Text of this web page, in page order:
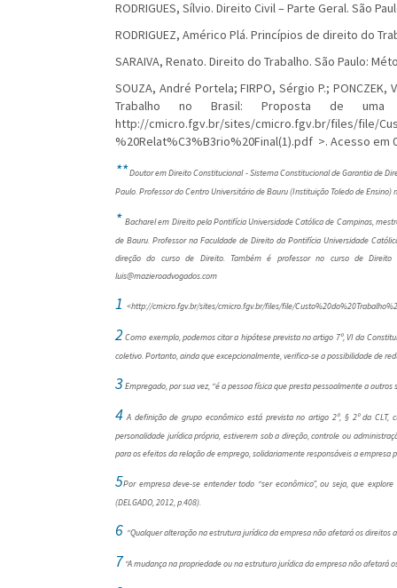
RODRIGUES, Sílvio. Direito Civil – Parte Geral. São
RODRIGUEZ, Américo Plá. Princípios de direito do
SARAIVA, Renato. Direito do Trabalho. São Paulo:
SOUZA, André Portela; FIRPO, Sérgio P.; PONCZEK,
Trabalho no Brasil: Proposta de uma
http://cmicro.fgv.br/sites/cmicro.fgv.br/files/file/
%20Relat%C3%B3rio%20Final(1).pdf >. Acesso em
**Doutor em Direito Constitucional - Sistema Constitucional de Garantia de
Paulo. Professor do Centro Universitário de Bauru (Instituição Toledo de Ensino)
*Bacharel em Direito pela Pontifícia Universidade Católica de Campinas,
de Bauru. Professor na Faculdade de Direito da Pontifícia Universidade
direção do curso de Direito. Também é professor no curso de Direito
luis@mazieroadvogados.com
1 <http://cmicro.fgv.br/sites/cmicro.fgv.br/files/file/
2 Como exemplo, podemos citar a hipótese prevista no artigo 7º, VI da
coletivo. Portanto, ainda que excepcionalmente, verifica-se a possibilidade de
3Empregado, por sua vez, “é a pessoa física que presta pessoalmente a
4 A definição de grupo econômico está prevista no artigo 2º, § 2º da
personalidade jurídica própria, estiverem sob a direção, controle ou
para os efeitos da relação de emprego, solidariamente responsáveis a empresa
5Por empresa deve-se entender todo “ser econômico”, ou seja, que
(DELGADO, 2012, p.408).
6 “Qualquer alteração na estrutura jurídica da empresa não afetará os direitos
7 “A mudança na propriedade ou na estrutura jurídica da empresa não afetará